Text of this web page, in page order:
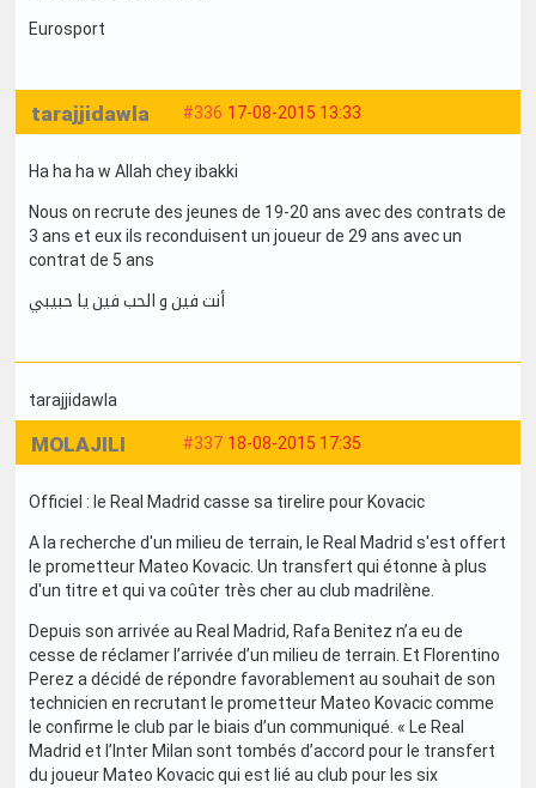
Eurosport
#336 17-08-2015 13:33
tarajjidawla
Ha ha ha w Allah chey ibakki
Nous on recrute des jeunes de 19-20 ans avec des contrats de
3 ans et eux ils reconduisent un joueur de 29 ans avec un
contrat de 5 ans
أنت فين و الحب فين يا حبيبي
tarajjidawla
#337 18-08-2015 17:35
MOLAJILI
Officiel : le Real Madrid casse sa tirelire pour Kovacic
A la recherche d'un milieu de terrain, le Real Madrid s'est offert
le prometteur Mateo Kovacic. Un transfert qui étonne à plus
d'un titre et qui va coûter très cher au club madrilène.
Depuis son arrivée au Real Madrid, Rafa Benitez n’a eu de
cesse de réclamer l’arrivée d’un milieu de terrain. Et Florentino
Perez a décidé de répondre favorablement au souhait de son
technicien en recrutant le prometteur Mateo Kovacic comme
le confirme le club par le biais d’un communiqué. « Le Real
Madrid et l’Inter Milan sont tombés d’accord pour le transfert
du joueur Mateo Kovacic qui est lié au club pour les six